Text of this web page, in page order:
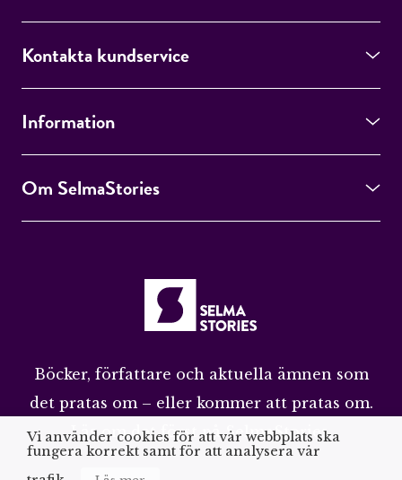
ÅNGRA OCH STÄNG
Kontakta kundservice
Information
Om SelmaStories
Böcker, författare och aktuella ämnen som
det pratas om – eller kommer att pratas om.
Läs om det först på SelmaStories.
Vi använder cookies för att vår webbplats ska
fungera korrekt samt för att analysera vår